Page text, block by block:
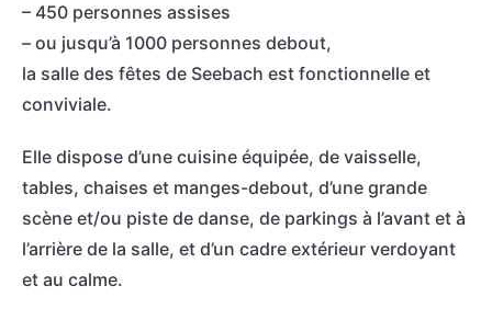
– 450 personnes assises
– ou jusqu’à 1000 personnes debout,
la salle des fêtes de Seebach est fonctionnelle et
conviviale.
Elle dispose d’une cuisine équipée, de vaisselle,
tables, chaises et manges-debout, d’une grande
scène et/ou piste de danse, de parkings à l’avant et à
l’arrière de la salle, et d’un cadre extérieur verdoyant
et au calme.